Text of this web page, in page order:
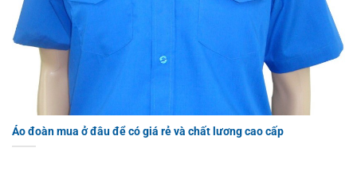
Áo đoàn mua ở đâu để có giá rẻ và chất lương cao cấp